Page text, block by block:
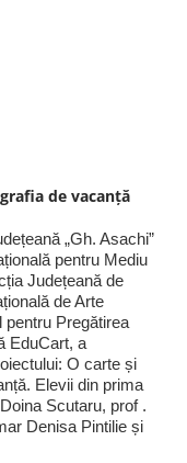
de vacanță
„Gh. Asachi”
pentru Mediu
Județeană de
de Arte
pentru Pregătirea
EduCart, a
O carte și
Elevii din prima
Scutaru, prof .
Denisa Pintilie și